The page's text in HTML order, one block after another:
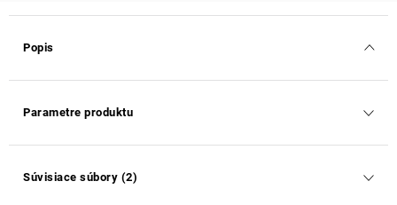
Popis
Parametre produktu
Súvisiace súbory (2)